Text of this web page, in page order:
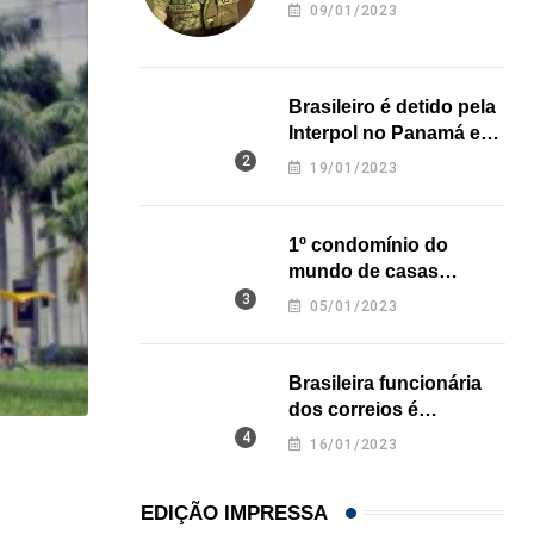
Açaí é reconhecido oficialmente como fruto
09/01/2023
Brasileiro é detido pela
Interpol no Panamá e
pode pegar prisão
19/01/2023
1º condomínio do
mundo de casas
impressas em 3D é
05/01/2023
Brasileira funcionária
dos correios é
assassinada a facadas
16/01/2023
EDIÇÃO IMPRESSA